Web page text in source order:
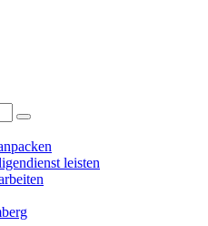
leisten